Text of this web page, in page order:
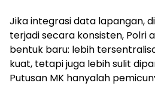
Jika integrasi data lapangan,
terjadi secara konsisten, Polri
bentuk baru: lebih
kuat, tetapi juga lebih sulit
Putusan MK hanyalah